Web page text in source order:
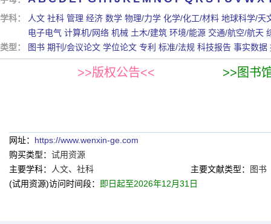
学科： 人文 社科 管理 经济 数学 物理/力学 化学/化工/材料 地球科学/天
电子电气 计算机/网络 机械 土木/建筑 环境/能源 交通/航空/航天
类型：
图书 期刊/会议论文 学位论文 专利 标准/法规 科技报告 事实数据
>>版权公告<< >>图书
网址： https://www.wenxin-ge.com
购买类型： 试用资源
主要学科：
人文、社科 主要文献类型：
图书
(试用资源)访问时间段：
即日起至2026年12月31日